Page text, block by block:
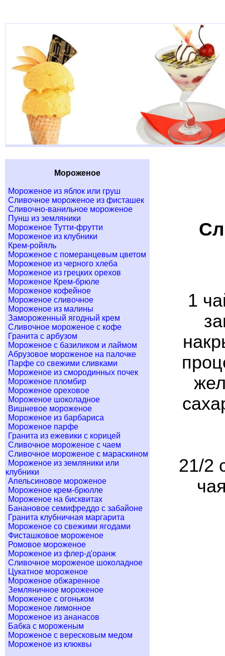
Мороженое
Мороженое из яблок или груш
Сливочное мороженое из фисташек
Сливочно-ванильное мороженое
Пунш из земляники
Мороженое Тутти-фрутти
Мороженое из клубники
Крем-ройяль
Мороженое с померанцевым цветом
Мороженое из черного хлеба
Мороженое из грецких орехов
Мороженое Крем-брюле
Мороженое кофейное
Мороженое сливочное
Мороженое из малины
Замороженный ягодный крем
Сливочное мороженое с кофе
Гранита с арбузом
Мороженое с базиликом и лаймом
Абрузовое мороженое на палочке
Парфе со свежими сливками
Мороженое из смородинных почек
Мороженое пломбир
Мороженое ореховое
Мороженое шоколадное
Вишневое мороженое
Мороженое из барбариса
Мороженое парфе
Гранита из ежевики с корицей
Сливочное мороженое с чаем
Сливочное мороженое с мараскином
Мороженое из земляники или
клубники
Апельсиновое мороженое
Мороженое крем-брюлле
Мороженое на бисквитах
Банановое семифреддо с забайоне
Гранита клубничная маргарита
Мороженое со свежими ягодами
Фисташковое мороженое
Ромовое мороженое
Мороженое из флер-д'оранж
Сливочное мороженое шоколадное
Цукатное мороженое
Мороженое обжаренное
Земляничное мороженое
Мороженое с огоньком
Мороженое лимонное
Мороженое из ананасов
Бабка с мороженым
Мороженое с вересковым медом
Мороженое из клюквы
1
21/2